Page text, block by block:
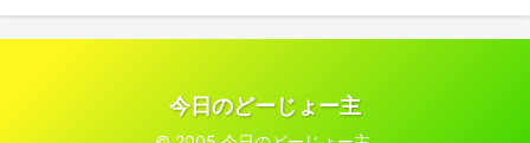
今日のどーじょー主